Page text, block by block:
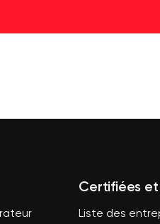
Certifiées
Liste des